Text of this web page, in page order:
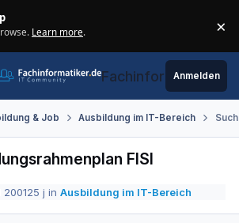
Learn more. ×
Fachinformatiker.de
Anmelden
& Job Ausbildung im IT-Bereich
FISI
200125 j inAusbildung im IT-Bereich